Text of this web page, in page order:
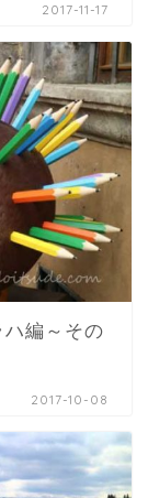
2017-11-17
ハ編～その
2017-10-08